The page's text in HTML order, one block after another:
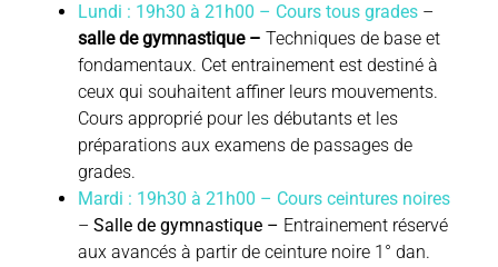
Lundi : 19h30 à 21h00 – Cours tous grades –
salle de gymnastique – Techniques de base et
fondamentaux. Cet entrainement est destiné à
ceux qui souhaitent affiner leurs mouvements.
Cours approprié pour les débutants et les
préparations aux examens de passages de
grades.
Mardi : 19h30 à 21h00 – Cours ceintures noires
– Salle de gymnastique – Entrainement réservé
aux avancés à partir de ceinture noire 1° dan.